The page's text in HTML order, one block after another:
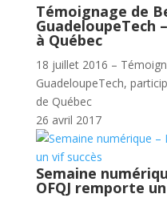
Témoignage de
GuadeloupeTech
à Québec
18 juillet 2016 –
GuadeloupeTech,
de Québec
26 avril 2017
Semaine
OFQJ remporte